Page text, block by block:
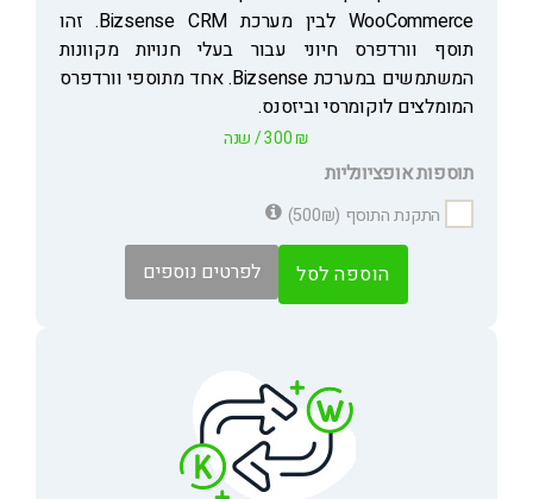
WooCommerce לבין מערכת Bizsense CRM. זהו
תוסף וורדפרס חיוני עבור בעלי חנויות מקוונות
המשתמשים במערכת Bizsense. אחד מתוספי וורדפרס
המומלצים לוקומרסי וביזסנס.
300 ₪ / שנה
תוספות אופציונליות
התקנת התוסף (500₪)
הוספה לסל לפרטים נוספים